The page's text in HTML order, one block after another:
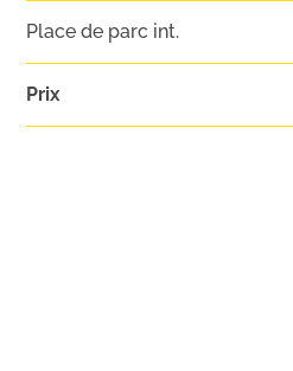
Place de parc int.
Prix